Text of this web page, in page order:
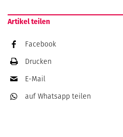
Artikel teilen
Facebook
Drucken
E-Mail
auf Whatsapp teilen